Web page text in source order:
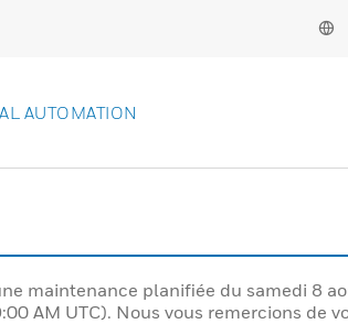
AUTOMATION
maintenance planifiée du samedi 8
AM UTC). Nous vous remercions de